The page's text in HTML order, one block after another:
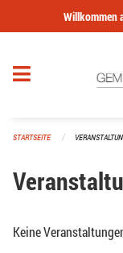
Navigation überspringen
Willkommen
STARTSEITE
Keine